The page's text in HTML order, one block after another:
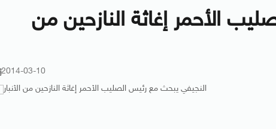
الأحمر إغاثة النازحين من
2014-03-10